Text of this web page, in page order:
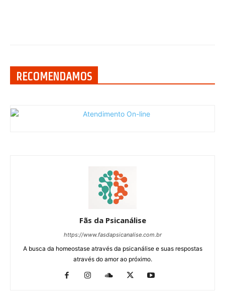
RECOMENDAMOS
Fãs da Psicanálise
https://www.fasdapsicanalise.com.br
A busca da homeostase através da psicanálise e suas respostas
através do amor ao próximo.